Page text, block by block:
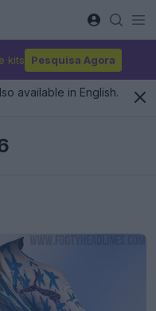
kits Pesquisa Agora
available in English.